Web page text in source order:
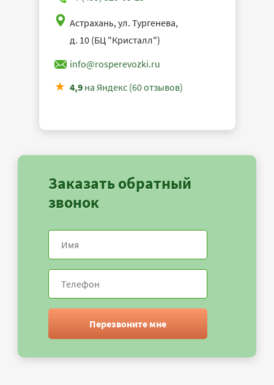
Астрахань, ул. Тургенева,
д. 10 (БЦ "Кристалл")
info@rosperevozki.ru
4,9на Яндекс (60 отзывов)
Заказать обратный
звонок
Перезвоните мне